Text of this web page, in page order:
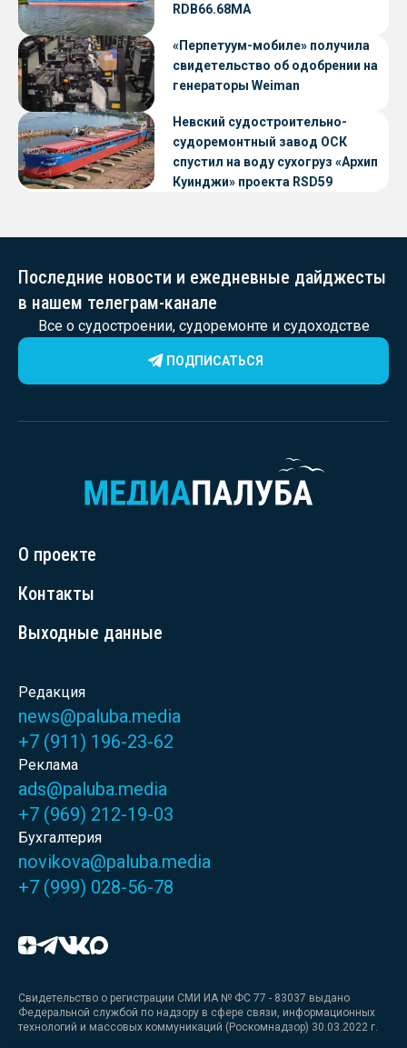
RDB66.68МА
«Перпетуум-мобиле» получила
свидетельство об одобрении на
генераторы Weiman
Невский судостроительно-
судоремонтный завод ОСК
спустил на воду сухогруз «Архип
Куинджи» проекта RSD59
Последние новости и ежедневные дайджесты
в нашем телеграм-канале
Все о судостроении, судоремонте и судоходстве
ПОДПИСАТЬСЯ
О проекте
Контакты
Выходные данные
Редакция
news@paluba.media
+7 (911) 196-23-62
Реклама
ads@paluba.media
+7 (969) 212-19-03
Бухгалтерия
novikova@paluba.media
+7 (999) 028-56-78
Свидетельство о регистрации СМИ ИА № ФС 77 - 83037 выдано
Федеральной службой по надзору в сфере связи, информационных
технологий и массовых коммуникаций (Роскомнадзор) 30.03.2022 г.